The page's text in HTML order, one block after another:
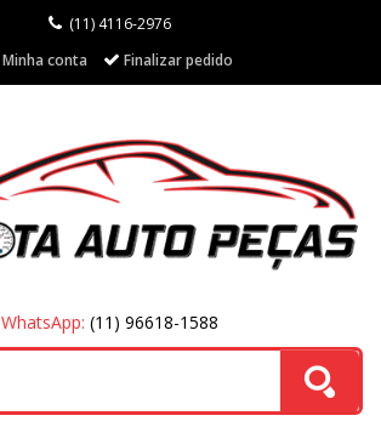
(11) 4116-2976
Minha conta
Finalizar pedido
WhatsApp: (11) 96618-1588